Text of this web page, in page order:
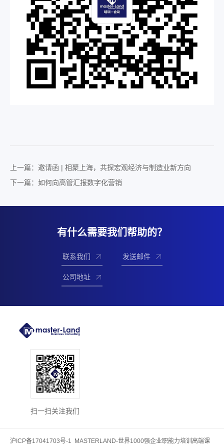
上一篇：邀请函 | 相聚上海，共探宏观经济与制造业新方向​
下一篇：如何向高管汇报数字化营销
有什么需要我们帮助的？
联系我们 发送邮件
公司地址
扫一扫关注我们
沪ICP备17041703号-1 MASTERLAND-世界1000强企业职能力培训高端课